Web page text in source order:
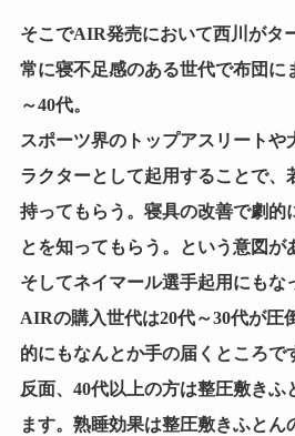
そこでAIR発売において西川がタ
常に寝不足感のある世代で布団に
～40代。
スポーツ界のトップアスリートや
ラクターとして起用することで、
持ってもらう。寝具の改善で劇的
とを知ってもらう。という意図が
そしてネイマール選手起用にもな
AIRの購入世代は20代～30代が圧
的にもなんとか手の届くところで
反面、40代以上の方は整圧敷きふ
ます。熟睡効果は整圧敷きふとん